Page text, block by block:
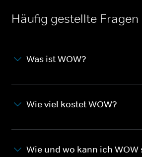
Häufig gestellte Fragen
Was ist WOW?
Wie viel kostet WOW?
Wie und wo kann ich WOW